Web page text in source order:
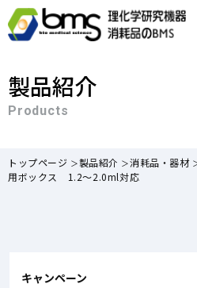
製品紹介
Products
トップページ 製品紹介 消耗品・器材
用ボックス 1.2～2.0ml対応
キャンペーン